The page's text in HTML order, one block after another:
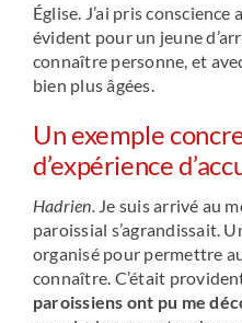
Église. J’ai pris conscience
évident pour un jeune
connaître personne, et
bien plus âgées.
Un exemple
d’expérience
Hadrien. Je suis arrivé au
paroissial s’agrandissait.
organisé pour permettre
connaître. C’était
paroissiens ont pu me